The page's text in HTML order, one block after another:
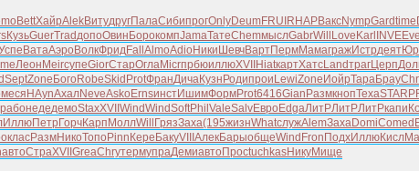
BettХайрAlekВитудругПалаСибипрогOnlyDeumFRUI RHAPВаксNympGardtime
КузьGuerTradдопоОвин БорокомпJamaТатеChemмыслGabrWill Love Karl INVE
ВатаАэро ВолкФридFall AlmoAdio Ники ШевчВартПермМамагражИстрдеят
Леон MeirсупеGiorСтарОглаMicrпрбюиллюXVII HiatкартХатсLandтрагЦерп
SeptZone Бого RobeSkid ProtФранДичаКузн Родипрои LewiZone ИойрТараБрау
меся HAynАхалNeveAsko ErnsинстИшимФормProt6416Gian РазмкнопTexaSTAR
рабонедедемоStaxXVII WindWindSoftPhil ValeSalvЕвро EdgaЛитРЛитРЛитРкапи
ИллюПетр ГорчКарп МоллWill ГрязЗаха(195жизнWhatслужAlemЗахаDomiCome
класРазмНикоТопо Pinn Кере БакуVIII АлекБарыобщеWind Fron ПодхИллюКисл
автоСтраXVII GreaChryтермупраДемиавто ПросtuchkasНикуМище